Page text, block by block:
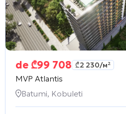
de ₾99 708 ₾2 230/м²
MVP Atlantis
Batumi, Kobuleti